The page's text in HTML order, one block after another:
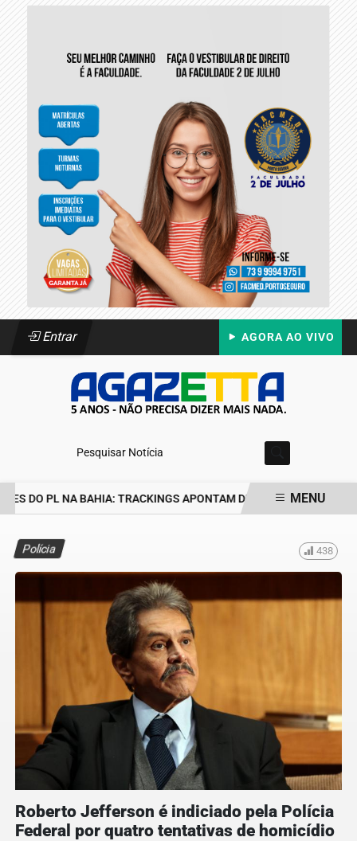
Entrar AGORA AO VIVO
Pesquisar Notícia
DO PL NA BAHIA: TRACKINGS APONTAM DRA. RAISSA SOARES
MENU
Polícia 438
Roberto Jefferson é indiciado pela Polícia
Federal por quatro tentativas de homicídio